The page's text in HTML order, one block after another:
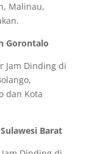
Malinau,
Gorontalo
Jam Dinding di
dan Kota
Barat